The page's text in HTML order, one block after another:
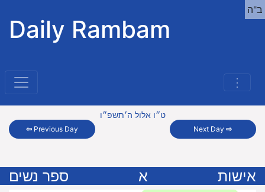
Daily Rambam
⋮
ב"ה
⇦ Previous Day
ט״ו אלול ה׳תשפ״ו
Next Day⇨
אישות א ספר נשים